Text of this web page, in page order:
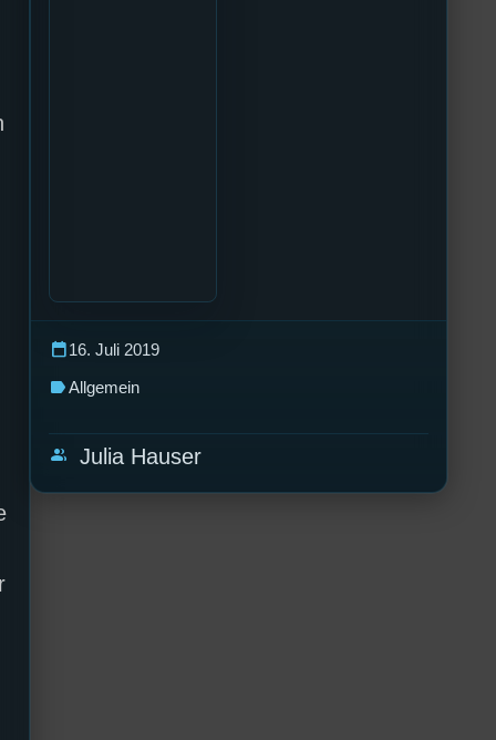
calendar_today16. Juli 2019
labelAllgemein
group Julia Hauser